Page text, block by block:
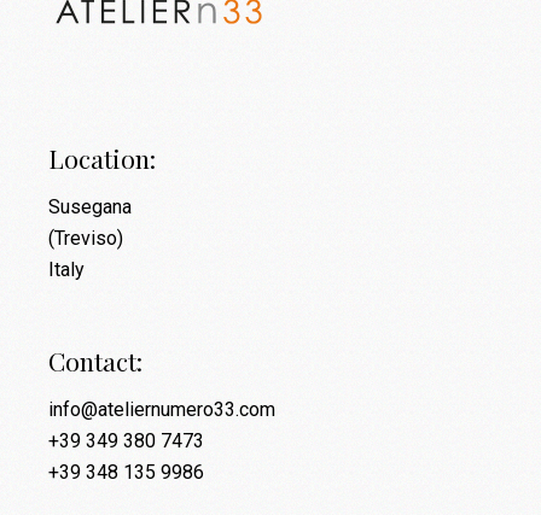
Location:
Susegana
(Treviso)
Italy
Contact:
info@ateliernumero33.com
+39 349 380 7473
+39 348 135 9986